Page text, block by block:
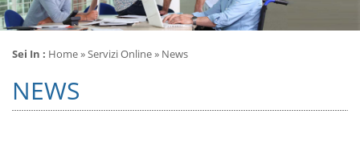
Sei In : Home» Servizi Online » News
NEWS